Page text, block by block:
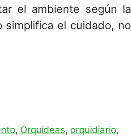
el ambiente según la
simplifica el cuidado, no
, Orquídeas, orquidiario,